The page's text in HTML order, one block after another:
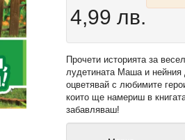
4,99 лв.
Прочети историята за
лудетината Маша и
оцветявай с любимите
които ще намериш в
забавляваш!